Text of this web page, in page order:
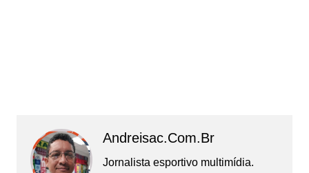
Andreisac.com.br
Jornalista esportivo multimídia.